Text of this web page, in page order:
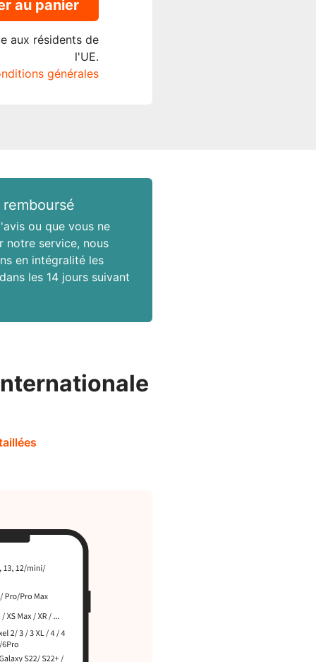
au panier
aux résidents de
l'UE.
générales
ou que vous ne
notre service, nous
en intégralité les
les 14 jours suivant